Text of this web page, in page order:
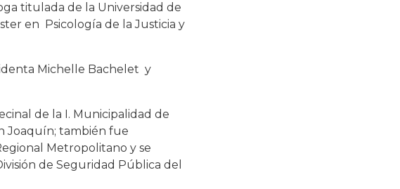
titulada de la Universidad de
en Psicología de la Justicia y
Michelle Bachelet y
de la I. Municipalidad de
Joaquín; también fue
Metropolitano y se
de Seguridad Pública del